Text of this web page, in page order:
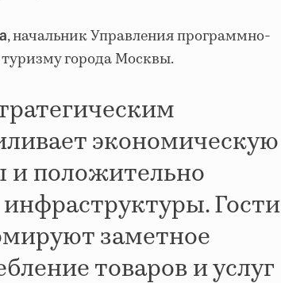
, начальник Управления программно-
города Москвы.
экономическую
и положительно
Гости
заметное
товаров и услуг